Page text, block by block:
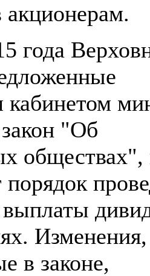
акционерам.
года
кабинетом
"Об
обществах",
Изменения,
в законе,